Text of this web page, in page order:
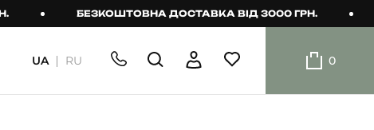
БЕЗКОШТОВНА ДОСТАВКА ВІД 3000 ГРН.
UA RU 0